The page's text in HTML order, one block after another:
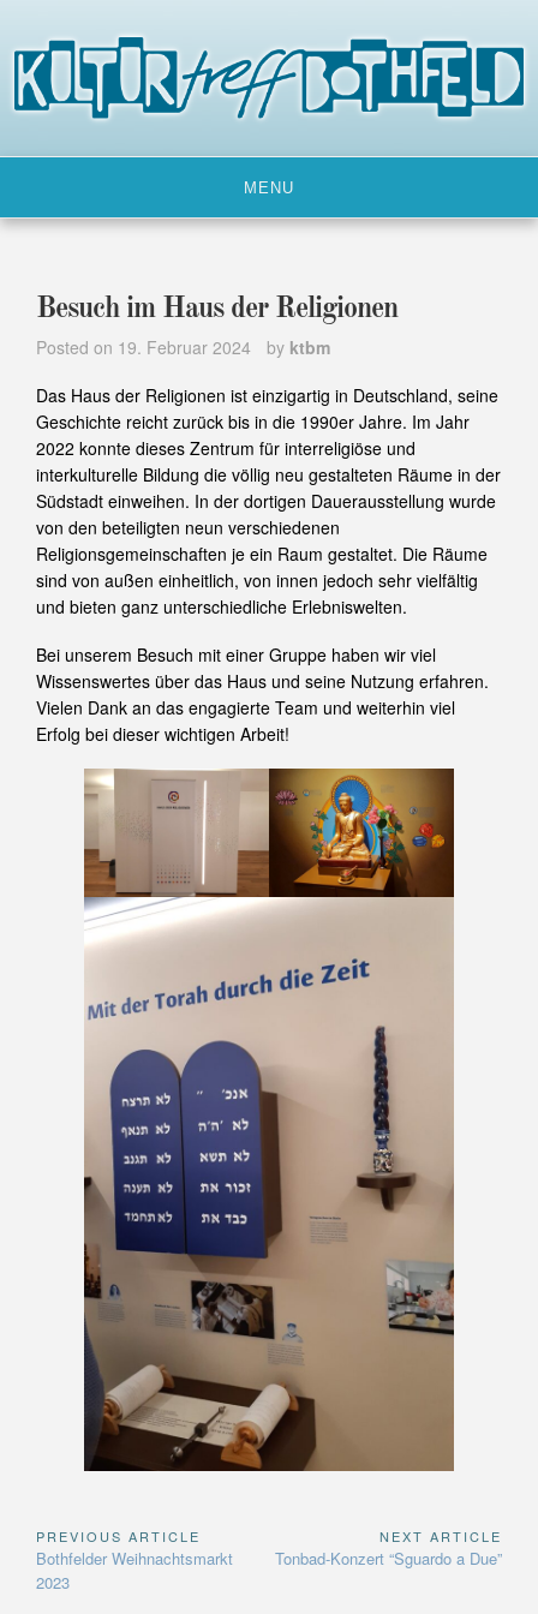
content
MENU
Besuch im Haus der Religionen
Posted on 19. Februar 2024 by ktbm
Das Haus der Religionen ist einzigartig in Deutschland, seine
Geschichte reicht zurück bis in die 1990er Jahre. Im Jahr
2022 konnte dieses Zentrum für interreligiöse und
interkulturelle Bildung die völlig neu gestalteten Räume in der
Südstadt einweihen. In der dortigen Dauerausstellung wurde
von den beteiligten neun verschiedenen
Religionsgemeinschaften je ein Raum gestaltet. Die Räume
sind von außen einheitlich, von innen jedoch sehr vielfältig
und bieten ganz unterschiedliche Erlebniswelten.
Bei unserem Besuch mit einer Gruppe haben wir viel
Wissenswertes über das Haus und seine Nutzung erfahren.
Vielen Dank an das engagierte Team und weiterhin viel
Erfolg bei dieser wichtigen Arbeit!
Beitragsnavigation
PREVIOUS ARTICLE
Previous
Article:
Bothfelder Weihnachtsmarkt
2023
NEXT ARTICLE
Next
Tonbad-Konzert “Sguardo a Due”